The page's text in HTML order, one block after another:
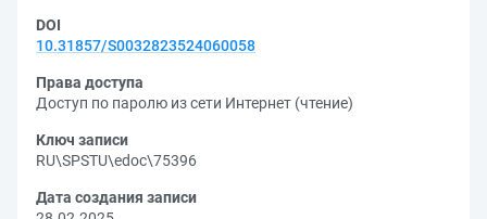
DOI
10.31857/S0032823524060058
Права доступа
Доступ по паролю из сети Интернет (чтение)
Ключ записи
RU\SPSTU\edoc\75396
Дата создания записи